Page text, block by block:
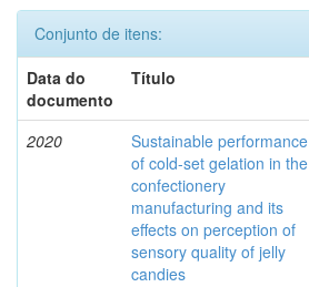
Conjunto de itens:
Data do
documento
Título
2020
Sustainable performance
of cold-set gelation in the
confectionery
manufacturing and its
effects on perception of
sensory quality of jelly
candies